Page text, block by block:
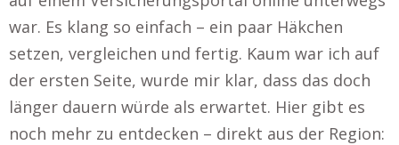
war. Es klang so einfach – ein paar Häkchen
setzen, vergleichen und fertig. Kaum war ich auf
der ersten Seite, wurde mir klar, dass das doch
länger dauern würde als erwartet. Hier gibt es
noch mehr zu entdecken – direkt aus der Region: